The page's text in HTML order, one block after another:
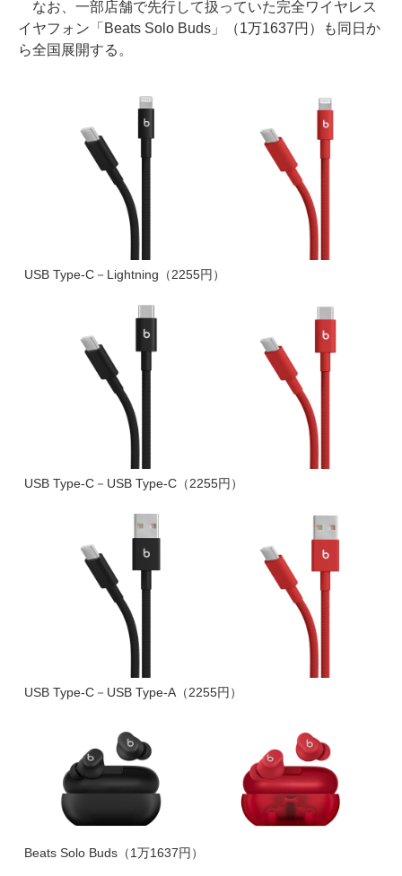
なお、一部店舗で先行して扱っていた完全ワイヤレス
イヤフォン「Beats Solo Buds」（1万1637円）も同日か
ら全国展開する。
USB Type-C－Lightning（2255円）
USB Type-C－USB Type-C（2255円）
USB Type-C－USB Type-A（2255円）
Beats Solo Buds（1万1637円）